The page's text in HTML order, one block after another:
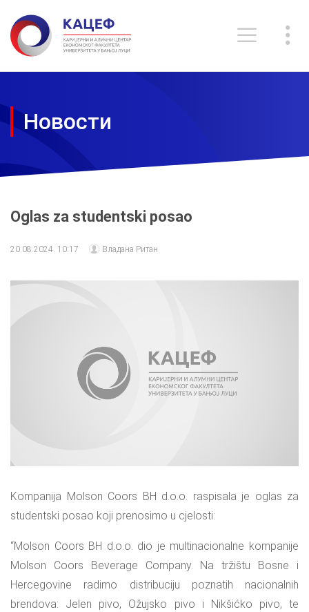
Новости
Oglas za studentski posao
20.08.2024. 10:17 Владана Ритан
Kompanija Molson Coors BH d.o.o. raspisala je oglas za
studentski posao koji prenosimo u cjelosti:
“Molson Coors BH d.o.o. dio je multinacionalne kompanije
Molson Coors Beverage Company. Na tržištu Bosne i
Hercegovine radimo distribuciju poznatih nacionalnih
brendova: Jelen pivo, Ožujsko pivo i Nikšićko pivo, te